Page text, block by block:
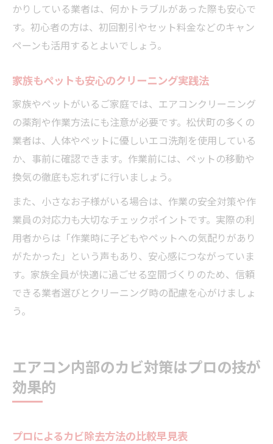
かりしている業者は、何かトラブルがあった際も安心で
す。初心者の方は、初回割引やセット料金などのキャン
ペーンも活用するとよいでしょう。
家族もペットも安心のクリーニング実践法
家族やペットがいるご家庭では、エアコンクリーニング
の薬剤や作業方法にも注意が必要です。松伏町の多くの
業者は、人体やペットに優しいエコ洗剤を使用している
か、事前に確認できます。作業前には、ペットの移動や
換気の徹底も忘れずに行いましょう。
また、小さなお子様がいる場合は、作業の安全対策や作
業員の対応力も大切なチェックポイントです。実際の利
用者からは「作業時に子どもやペットへの気配りがあり
がたかった」という声もあり、安心感につながっていま
す。家族全員が快適に過ごせる空間づくりのため、信頼
できる業者選びとクリーニング時の配慮を心がけましょ
う。
エアコン内部のカビ対策はプロの技が
効果的
プロによるカビ除去方法の比較早見表